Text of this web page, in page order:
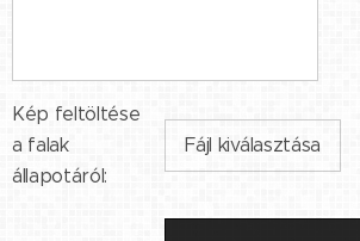
Kép feltöltése
a falak
állapotáról:
Fájl kiválasztása